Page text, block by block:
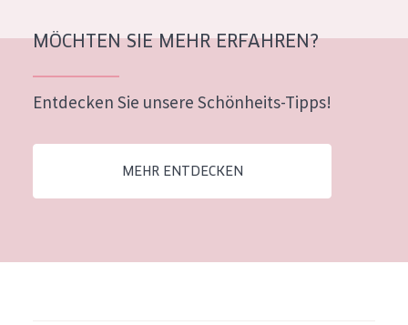
Der Sonne ausgesetzte Haut
ALTER
Alter: 35 to 55
MÖCHTEN SIE MEHR ERFAHREN?
Entdecken Sie unsere Schönheits-Tipps!
MEHR ENTDECKEN